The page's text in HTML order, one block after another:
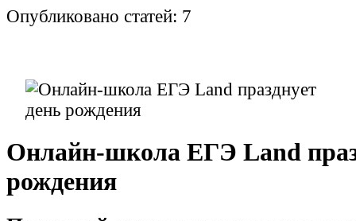
Опубликовано статей: 7
Онлайн-школа ЕГЭ Land
рождения